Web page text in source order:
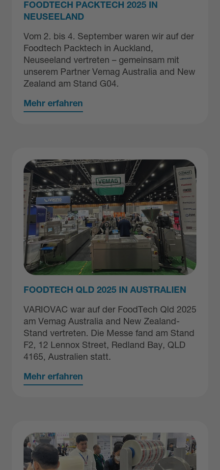
FOODTECH PACKTECH 2025 IN
NEUSEELAND
Vom 2. bis 4. September waren wir auf der
Foodtech Packtech in Auckland,
Neuseeland vertreten – gemeinsam mit
unserem Partner Vemag Australia and New
Zealand am Stand G04.
Mehr erfahren
FOODTECH QLD 2025 IN AUSTRALIEN
VARIOVAC war auf der FoodTech Qld 2025
am Vemag Australia and New Zealand-
Stand vertreten. Die Messe fand am Stand
F2, 12 Lennox Street, Redland Bay, QLD
4165, Australien statt.
Mehr erfahren